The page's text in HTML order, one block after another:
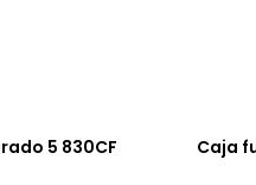
5 830CF Caja